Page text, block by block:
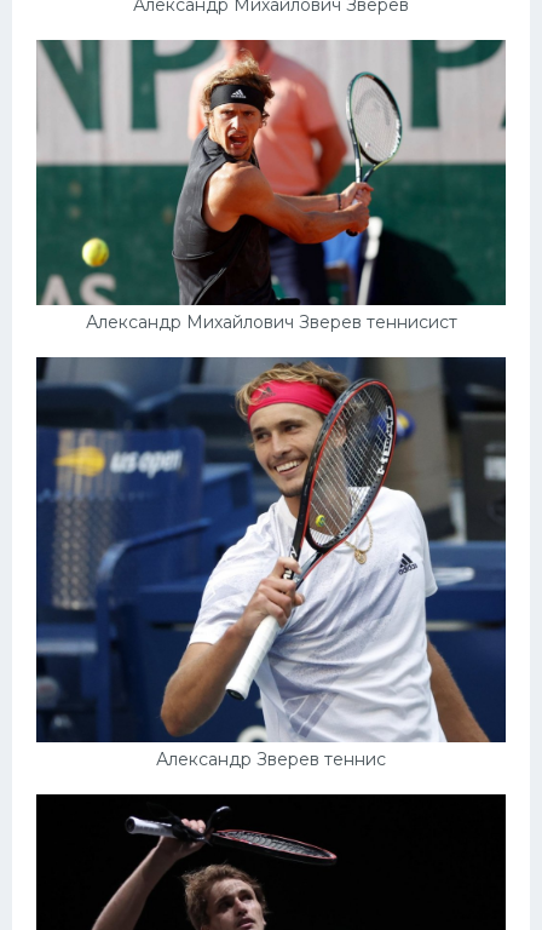
Александр Михайлович Зверев
Александр Михайлович Зверев теннисист
Александр Зверев теннис